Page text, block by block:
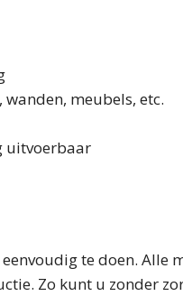
wanden, meubels, etc.
uitvoerbaar
te doen. Alle
Zo kunt u zonder